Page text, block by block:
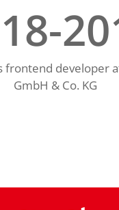
frontend developer
GmbH & Co. KG